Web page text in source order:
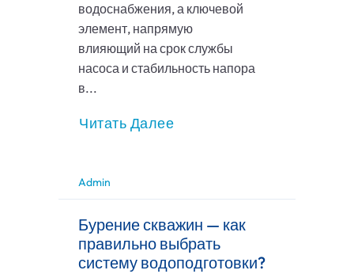
водоснабжения, а ключевой
элемент, напрямую
влияющий на срок службы
насоса и стабильность напора
в...
Читать Далее
Admin
Бурение скважин — как
правильно выбрать
систему водоподготовки?